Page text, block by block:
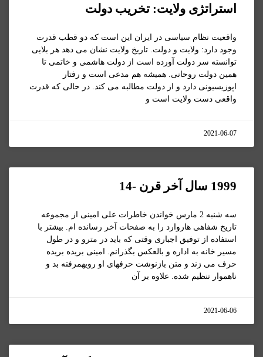
استراتژی ولایت: تخریب دولت
واقعیت نظام سیاسی در ایران این است که دو قطب قدرت
وجود دارد: ولایت و دولت. تاریخ ولایت نشان می دهد هر بلایی
توانسته سر دولت آورده است از دولت هاشمی و خاتمی تا
همین دولت روحانی. همیشه هم مدعی است و رفتار
اپوزیسیونی دارد و از دولت مطالبه می کند. در حالی که قدرت
واقعی دست ولایت است و
2021-06-07
1999 سال آخر قرن -14
سه شنبه 2 مارس خواندن خاطرات علی امینی از مجموعه
تاریخ شفاهی هاروارد را به صفحات آخر رسانده ام. بیشتر با
استفاده از توفیق اجباری وقتی که باید در مترو و در طول
مسیر خانه به اداره و بالعکس بگذرانم. امینی بریده بریده
حرف می زند و متن بازنوشت حرفهای او رویهمرفته بد و
ناهموار تنظیم شده. علاوه بر آن
2021-06-06